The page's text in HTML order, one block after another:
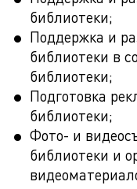
библиотеки;
Поддержка и
библиотеки в
библиотеки;
Подготовка
библиотеки;
Фото- и
библиотеки и